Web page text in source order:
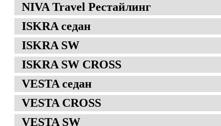
NIVA Travel Рестайлинг
ISKRA седан
ISKRA SW
ISKRA SW CROSS
VESTA седан
VESTA CROSS
VESTA SW